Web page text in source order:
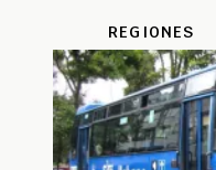
REGIONES